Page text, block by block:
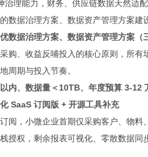
治理能力，财务、供应链数据天然适
数据治理方案、数据资产管理方案建
数据治理方案、数据资产管理方案（
购、收益反哺投入的核心原则，所
周期与投入节奏。
内、数据量＜10TB、年度预算 3-12
SaaS 订阅版 + 开源工具补充
阅，小微企业首期仅采购客户、物
授权，剩余报表可视化、零散数据